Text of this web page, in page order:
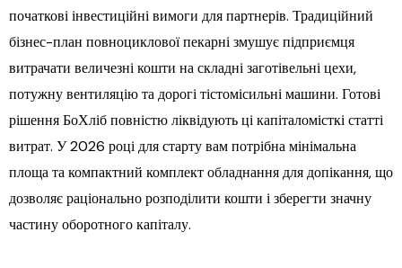
початкові інвестиційні вимоги для партнерів. Традиційний
бізнес-план повноциклової пекарні змушує підприємця
витрачати величезні кошти на складні заготівельні цехи,
потужну вентиляцію та дорогі тістомісильні машини. Готові
рішення БоХліб повністю ліквідують ці капіталомісткі статті
витрат. У 2026 році для старту вам потрібна мінімальна
площа та компактний комплект обладнання для допікання, що
дозволяє раціонально розподілити кошти і зберегти значну
частину оборотного капіталу.